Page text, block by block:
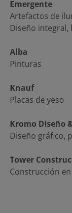
Emergente
Artefactos de
Diseño
Alba
Pinturas
Knauf
Placas de yeso
Kromo Diseño
Diseño gráfico,
Tower
Construcción